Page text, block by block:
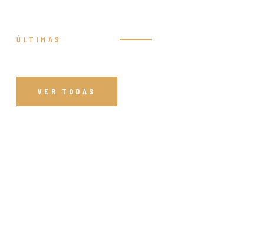
ÚLTIMAS
VER TODAS